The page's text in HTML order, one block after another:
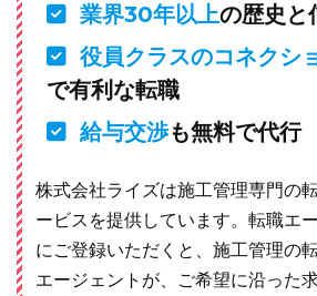
業界30年以上の歴史と
役員クラスのコネクシ
で有利な転職
給与交渉も無料で代行
株式会社ライズは施工管理専門の
ービスを提供しています。転職エ
にご登録いただくと、施工管理の
エージェントが、ご希望に沿った